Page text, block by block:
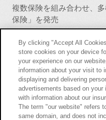
複数保険を組み合わせ、
保険」を発売
東京海上
By clicking "Accept All
store cookies on your device
your experience on our
information about your visit to
displaying and delivering
advertisements based on
with information about our
The term "our website" refers
same domain, and does not